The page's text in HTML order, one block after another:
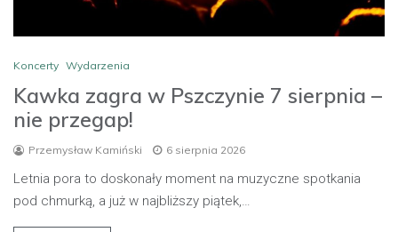
Koncerty Wydarzenia
Kawka zagra w Pszczynie 7 sierpnia –
nie przegap!
Przemysław Kamiński 6 sierpnia 2026
Letnia pora to doskonały moment na muzyczne spotkania
pod chmurką, a już w najbliższy piątek,…